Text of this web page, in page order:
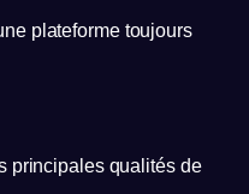
plateforme toujours
principales qualités de